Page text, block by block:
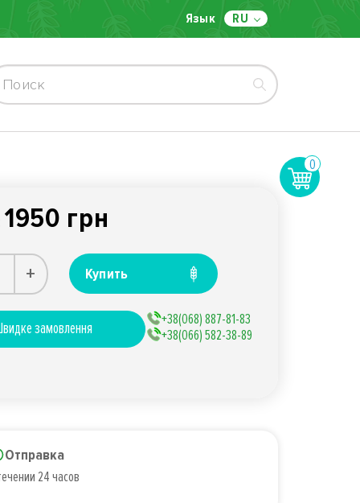
Язык RU
0
1950 грн
+ Купить
замовлення
+38(068) 887-81-83
+38(066) 582-38-89
Отправка
24 часов